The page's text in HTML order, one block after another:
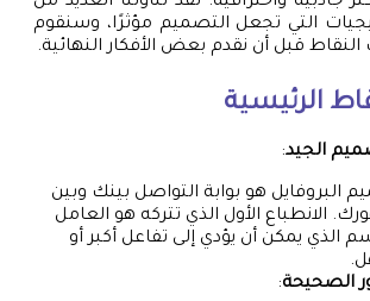
التي تجعل التصميم مؤثرًا، وسنقوم
قبل أن نقدم بعض الأفكار النهائية.
الرئيسية
الجيد:
البروفايل هو بوابة التواصل بينك وبين
الانطباع الأول الذي تتركه هو العامل
الذي يمكن أن يؤدي إلى تفاعل أكبر أو
الصحيحة: